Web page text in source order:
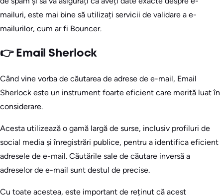
mailuri, este mai bine să utilizați servicii de validare a e-
mailurilor, cum ar fi Bouncer.
👉 Email Sherlock
Când vine vorba de căutarea de adrese de e-mail, Email
Sherlock este un instrument foarte eficient care merită luat în
considerare.
Acesta utilizează o gamă largă de surse, inclusiv profiluri de
social media și înregistrări publice, pentru a identifica eficient
adresele de e-mail. Căutările sale de căutare inversă a
adreselor de e-mail sunt destul de precise.
Cu toate acestea, este important de reținut că acest